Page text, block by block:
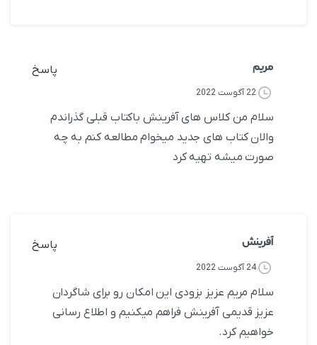
مریم پاسخ
22 آگوست 2022
سلام من کلاس های آفرینش باکتاب قبلی گذراندم
والان کتاب های جدید میخوام مطالعه کنم به چه
صورت میشه تهیه کرد
آفرینش پاسخ
24 آگوست 2022
سلام مریم عزیز بزودی این امکان رو برای شاگردان
عزیز قدیمی آفرینش فراهم میکنیم و اطلاع رسانی
خواهیم کرد.